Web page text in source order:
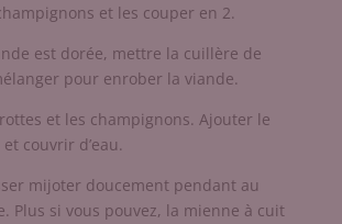
et les couper en 2.
est dorée, mettre la cuillère de
pour enrober la viande.
et les champignons. Ajouter le
couvrir d’eau.
mijoter doucement pendant au
Plus si vous pouvez, la mienne à cuit